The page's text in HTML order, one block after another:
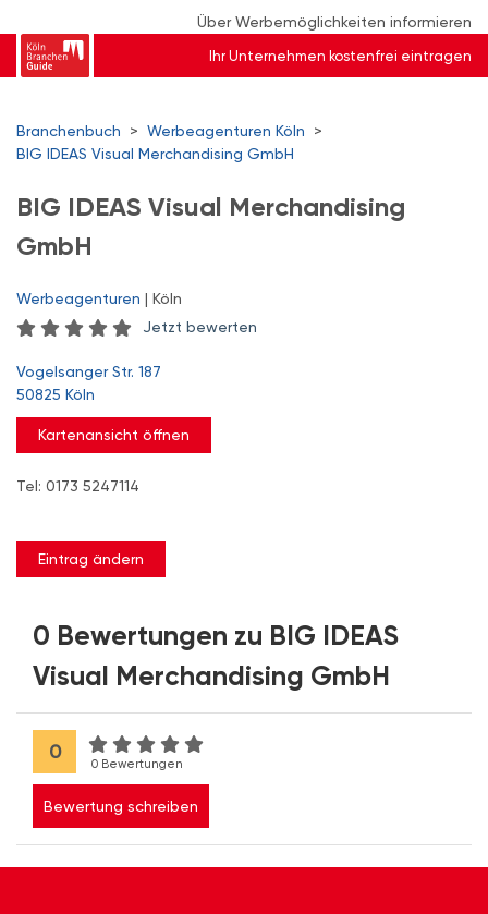
Über Werbemöglichkeiten informieren
Ihr Unternehmen kostenfrei eintragen
Branchenbuch > Werbeagenturen Köln
>
BIG IDEAS Visual Merchandising GmbH
BIG IDEAS Visual Merchandising
GmbH
Werbeagenturen | Köln
Jetzt bewerten
Vogelsanger Str. 187
50825 Köln
Kartenansicht öffnen
Tel: 0173 5247114
Eintrag ändern
0 Bewertungen zu BIG IDEAS
Visual Merchandising GmbH
0
0 Bewertungen
Bewertung schreiben